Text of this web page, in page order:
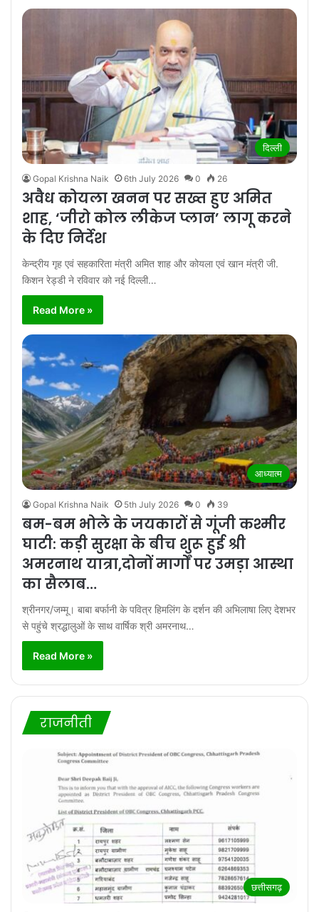
दिल्ली
Gopal Krishna Naik 6th July 2026 0 26
अवैध कोयला खनन पर सख्त हुए अमित
शाह, ‘जीरो कोल लीकेज प्लान’ लागू करने
के दिए निर्देश
केन्द्रीय गृह एवं सहकारिता मंत्री अमित शाह और कोयला एवं खान मंत्री जी.
किशन रेड्डी ने रविवार को नई दिल्ली…
Read More »
आध्यात्म
Gopal Krishna Naik 5th July 2026 0 39
बम-बम भोले के जयकारों से गूंजी कश्मीर
घाटी: कड़ी सुरक्षा के बीच शुरू हुई श्री
अमरनाथ यात्रा,दोनों मार्गों पर उमड़ा आस्था
का सैलाब…
श्रीनगर/जम्मू। बाबा बर्फानी के पवित्र हिमलिंग के दर्शन की अभिलाषा लिए देशभर
से पहुंचे श्रद्धालुओं के साथ वार्षिक श्री अमरनाथ…
Read More »
राजनीती
छत्तीसगढ़